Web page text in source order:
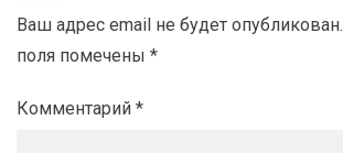
Ваш адрес email не будет опубликован.
поля помечены *
Комментарий *